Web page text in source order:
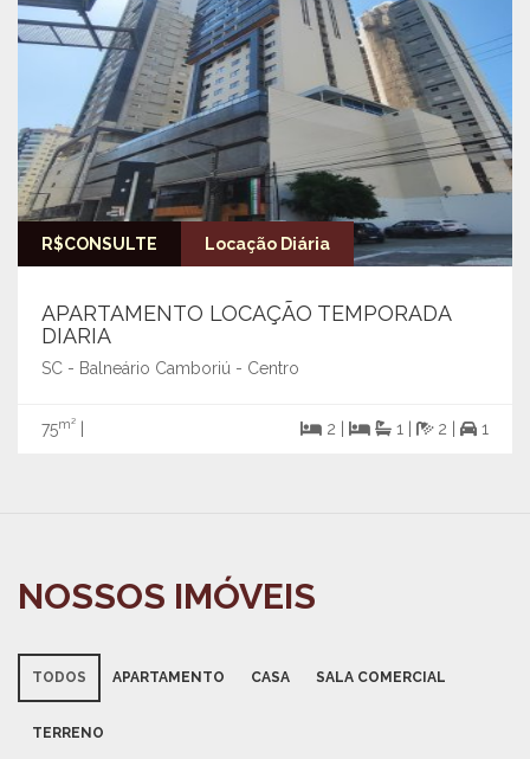
R$CONSULTE Locação Diária
APARTAMENTO LOCAÇÃO TEMPORADA
DIARIA
SC - Balneário Camboriú - Centro
75m² 2 | 1 | 2 | 1
NOSSOS IMÓVEIS
TODOS APARTAMENTO CASA SALA COMERCIAL
TERRENO